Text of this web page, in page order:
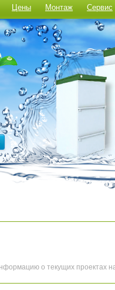
Цены Монтаж Сервис
о текущих проектах